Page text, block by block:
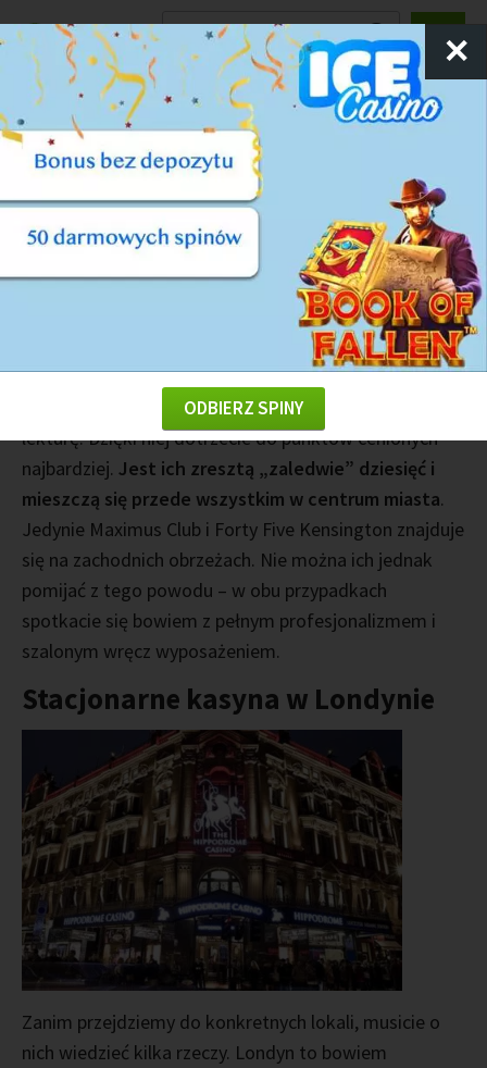
RankingKasyn
Kasyna tradycyjne w Londynie
Londyn jest jednym z najbardziej znanych miast świata
w zakresie gry hazardowej. Nic dziwnego, że to
właśnie tam znajdziecie potężne kasyna, świetnie
obsługiwane i z ogromną ilością gier czy krupierów. W
naszym materiale chcemy wam przedstawić realną
siłę i obraz marek tam dostępnych. Jeśli zatem
przebywacie w stolicy Anglii lub też planujecie się tam
wybrać, dobrze poświęcić tych parę minut na właściwą
lekturę. Dzięki niej dotrzecie do punktów cenionych
najbardziej. Jest ich zresztą „zaledwie” dziesięć i
mieszczą się przede wszystkim w centrum miasta.
Jedynie Maximus Club i Forty Five Kensington znajduje
się na zachodnich obrzeżach. Nie można ich jednak
pomijać z tego powodu – w obu przypadkach
spotkacie się bowiem z pełnym profesjonalizmem i
szalonym wręcz wyposażeniem.
Stacjonarne kasyna w Londynie
Zanim przejdziemy do konkretnych lokali, musicie o
nich wiedzieć kilka rzeczy. Londyn to bowiem
✕
ODBIERZ SPINY